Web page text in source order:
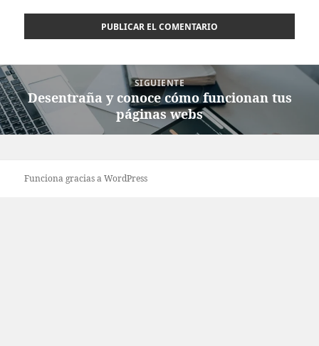
Navegación
de
entradas
SIGUIENTE
Entrada
siguiente:
Desentraña y conoce cómo funcionan tus
páginas webs
Funciona gracias a WordPress